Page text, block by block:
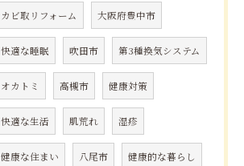
カビ取リフォーム 大阪府豊中市
快適な睡眠 吹田市 第3種換気システム
オカトミ 高槻市 健康対策
快適な生活 肌荒れ 湿疹
健康な住まい 八尾市 健康的な暮らし